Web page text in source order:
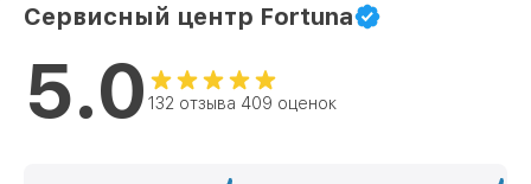
Сервисный центр Fortuna
5.0 132 отзыва 409 оценок